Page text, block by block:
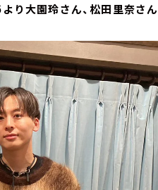
り大園玲さん、松田里奈さん